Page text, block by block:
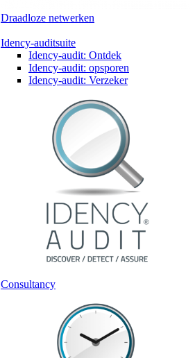
Draadloze netwerken
Idency-auditsuite
Idency-audit: Ontdek
Idency-audit: opsporen
Idency-audit: Verzeker
Consultancy